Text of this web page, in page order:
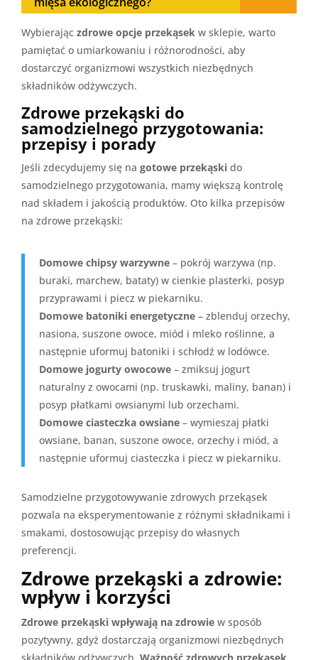
Wybierając zdrowe opcje przekąsek w sklepie, warto
pamiętać o umiarkowaniu i różnorodności, aby
dostarczyć organizmowi wszystkich niezbędnych
składników odżywczych.
Zdrowe przekąski do
samodzielnego przygotowania:
przepisy i porady
Jeśli zdecydujemy się na gotowe przekąski do
samodzielnego przygotowania, mamy większą kontrolę
nad składem i jakością produktów. Oto kilka przepisów
na zdrowe przekąski:
Domowe chipsy warzywne – pokrój warzywa (np.
buraki, marchew, bataty) w cienkie plasterki, posyp
przyprawami i piecz w piekarniku.
Domowe batoniki energetyczne – zblenduj orzechy,
nasiona, suszone owoce, miód i mleko roślinne, a
następnie uformuj batoniki i schłodź w lodówce.
Domowe jogurty owocowe – zmiksuj jogurt
naturalny z owocami (np. truskawki, maliny, banan) i
posyp płatkami owsianymi lub orzechami.
Domowe ciasteczka owsiane – wymieszaj płatki
owsiane, banan, suszone owoce, orzechy i miód, a
następnie uformuj ciasteczka i piecz w piekarniku.
Samodzielne przygotowywanie zdrowych przekąsek
pozwala na eksperymentowanie z różnymi składnikami i
smakami, dostosowując przepisy do własnych
preferencji.
Zdrowe przekąski a zdrowie:
wpływ i korzyści
Zdrowe przekąski wpływają na zdrowie w sposób
pozytywny, gdyż dostarczają organizmowi niezbędnych
składników odżywczych. Ważność zdrowych przekąsek